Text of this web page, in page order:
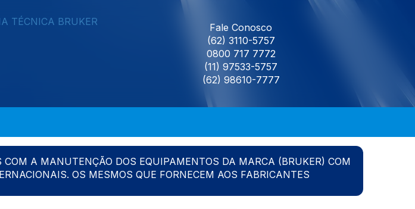
Fale Conosco
(62) 3110-5757
0800 717 7772
(11) 97533-5757
(62) 98610-7777
A MANUTENÇÃO DOS EQUIPAMENTOS DA MARCA (BRUKER) COM
OS MESMOS QUE FORNECEM AOS FABRICANTES